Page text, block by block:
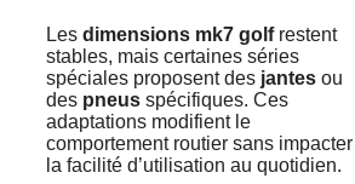
Les dimensions mk7 golfrestent
stables, mais certaines séries
spéciales proposent des jantes ou
des pneus spécifiques. Ces
adaptations modifient le
comportement routier sans impacter
la facilité d’utilisation au quotidien.